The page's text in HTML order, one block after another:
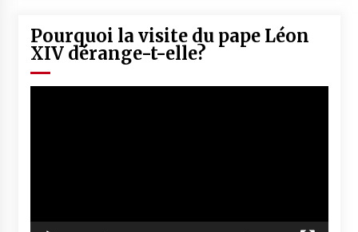
Pourquoi la visite du pape Léon
XIV dérange-t-elle?